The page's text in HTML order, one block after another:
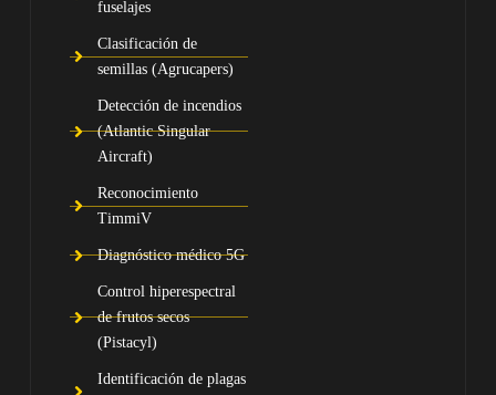
fuselajes
Clasificación de
semillas (Agrucapers)
Detección de incendios
(Atlantic Singular
Aircraft)
Reconocimiento
TimmiV
Diagnóstico médico 5G
Control hiperespectral
de frutos secos
(Pistacyl)
Identificación de plagas